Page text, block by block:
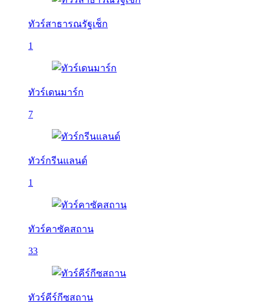
ทัวร์สาธารณรัฐเช็ก
1
ทัวร์เดนมาร์ก
7
ทัวร์กรีนแลนด์
1
ทัวร์คาซัคสถาน
33
ทัวร์คีร์กีซสถาน